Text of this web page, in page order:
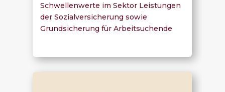
Schwellenwerte im Sektor Leistungen
der Sozialversicherung sowie
Grundsicherung für Arbeitsuchende